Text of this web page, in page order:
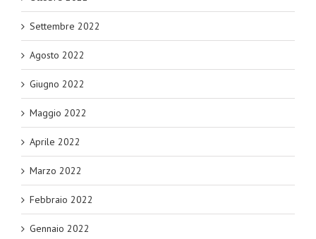
Settembre 2022
Agosto 2022
Giugno 2022
Maggio 2022
Aprile 2022
Marzo 2022
Febbraio 2022
Gennaio 2022